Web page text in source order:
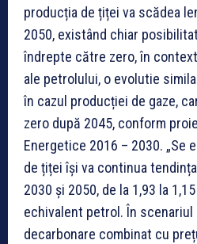
producția de țiței va scădea
2050, existând chiar
îndrepte către zero, în
ale petrolului, o evolutie
în cazul producției de gaze,
zero după 2045, conform
Energetice 2016 – 2030. „Se
de țiței își va continua
2030 și 2050, de la 1,93 la
echivalent petrol. În scenariul
decarbonare combinat cu